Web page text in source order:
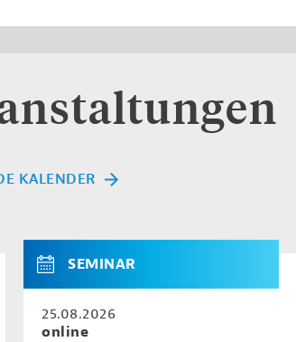
KALENDER
SEMINAR
25.08.2026
online